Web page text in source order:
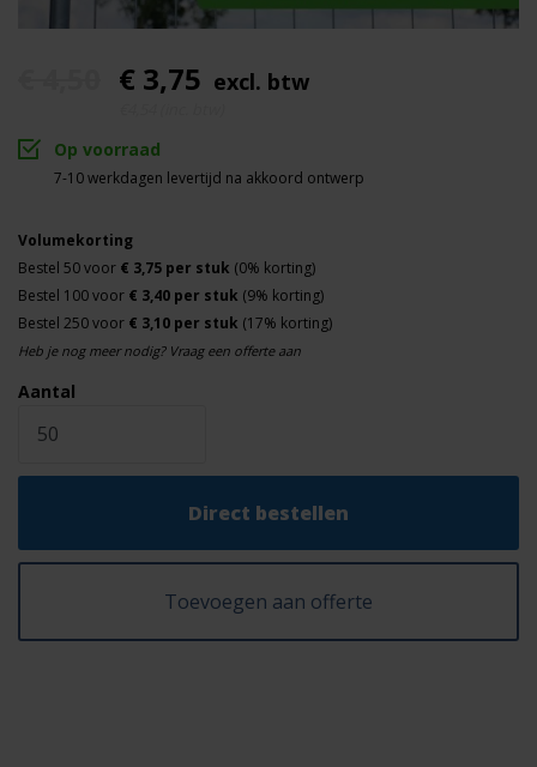
popnagels
€ 3,75 excl. btw
Op voorraad
7-10 werkdagen levertijd na akkoord ontwerp
Aantal
Volumekorting
Bestel 50 voor € 3,75 per stuk (0% korting)
Bestel 100 voor € 3,40 per stuk (9% korting)
Bestel 250 voor € 3,10 per stuk (17% korting)
Heb je nog meer nodig? Vraag een offerte aan
Direct bestellen
Toevoegen aan offerte